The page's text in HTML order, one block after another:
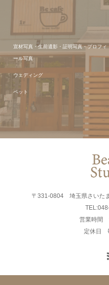
宣材写真・生前遺影・証明写真・プロフィ
ール写真
ウェディング
ペット
〒331-0804 埼玉県さいた
営業時間
定休日